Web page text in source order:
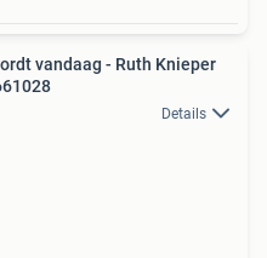
vandaag - Ruth Knieper
Details